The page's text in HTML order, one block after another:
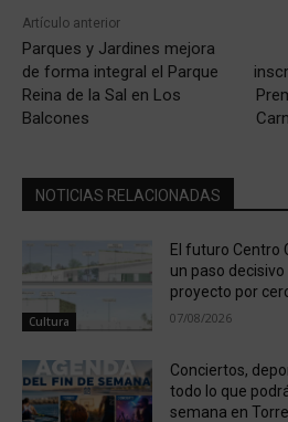
Artículo anterior
Parques y Jardines mejora
de forma integral el Parque
Reina de la Sal en Los
Balcones
NOTICIAS RELACIONADAS
Cultura
El futuro Centro
un paso
proyecto por
07/08/2026
Conciertos,
todo lo que
semana en